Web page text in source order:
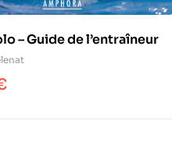
– Guide de l’entraîneur